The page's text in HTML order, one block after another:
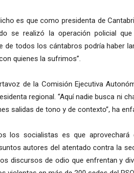
es que como presidenta de
se realizó la operación policial
de todos los cántabros podría haber
quienes la sufrimos”.
de la Comisión Ejecutiva
regional. “Aquí nadie busca ni
salidas de tono y de contexto”, ha
los socialistas es que
autores del atentado contra la
discursos de odio que enfrentan y